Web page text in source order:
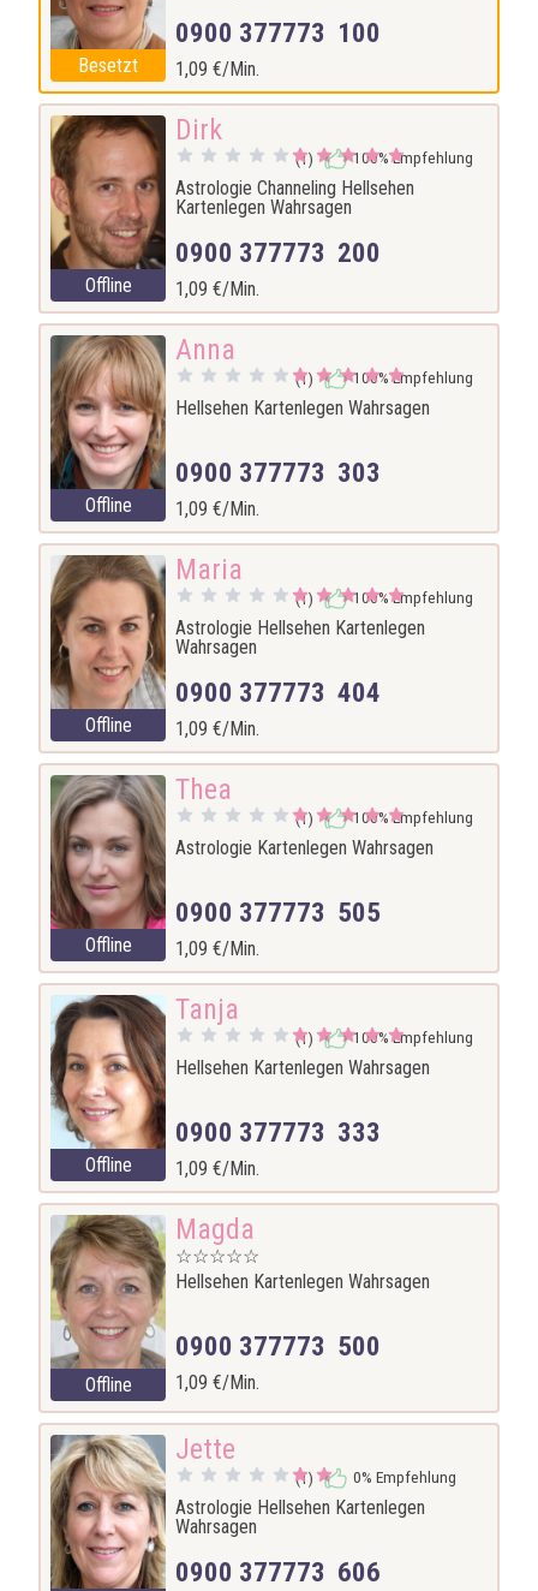
Besetzt
0900 377773 100
1,09 €/Min.
Offline
Dirk
(1) 100% Empfehlung
Astrologie Channeling Hellsehen
Kartenlegen Wahrsagen
0900 377773 200
1,09 €/Min.
Offline
Anna
(1) 100% Empfehlung
Hellsehen Kartenlegen Wahrsagen
0900 377773 303
1,09 €/Min.
Offline
Maria
(1) 100% Empfehlung
Astrologie Hellsehen Kartenlegen
Wahrsagen
0900 377773 404
1,09 €/Min.
Offline
Thea
(1) 100% Empfehlung
Astrologie Kartenlegen Wahrsagen
0900 377773 505
1,09 €/Min.
Offline
Tanja
(1) 100% Empfehlung
Hellsehen Kartenlegen Wahrsagen
0900 377773 333
1,09 €/Min.
Offline
Magda
☆☆☆☆☆
Hellsehen Kartenlegen Wahrsagen
0900 377773 500
1,09 €/Min.
Jette
(1) 0% Empfehlung
Astrologie Hellsehen Kartenlegen
Wahrsagen
0900 377773 606